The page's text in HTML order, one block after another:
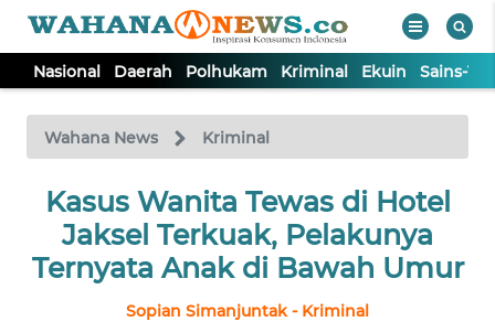
Nasional Daerah Polhukam Kriminal Ekuin Sains-
Wahana News Kriminal
Kasus Wanita Tewas di Hotel
Jaksel Terkuak, Pelakunya
Ternyata Anak di Bawah Umur
Sopian Simanjuntak - Kriminal
TV
Tutup
NASIONAL
DAERAH